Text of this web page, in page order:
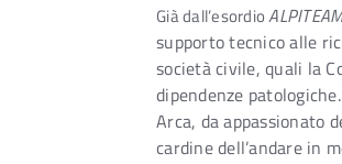
Già dall’esordio
supporto tecnico alle
società civile, quali la
dipendenze
Arca, da appassionato
cardine dell’andare in